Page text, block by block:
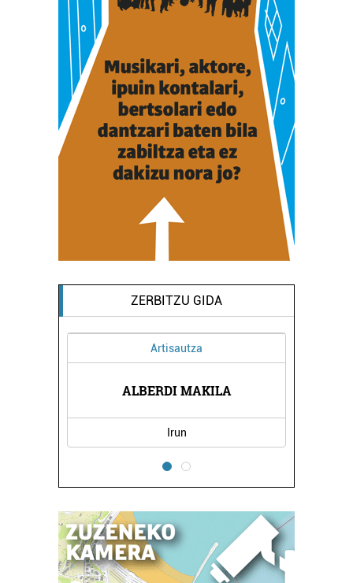
ZERBITZU GIDA
Artisautza
ALBERDI MAKILA
Irun